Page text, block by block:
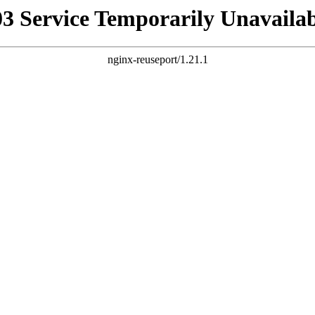
Service Temporarily
nginx-reuseport/1.21.1